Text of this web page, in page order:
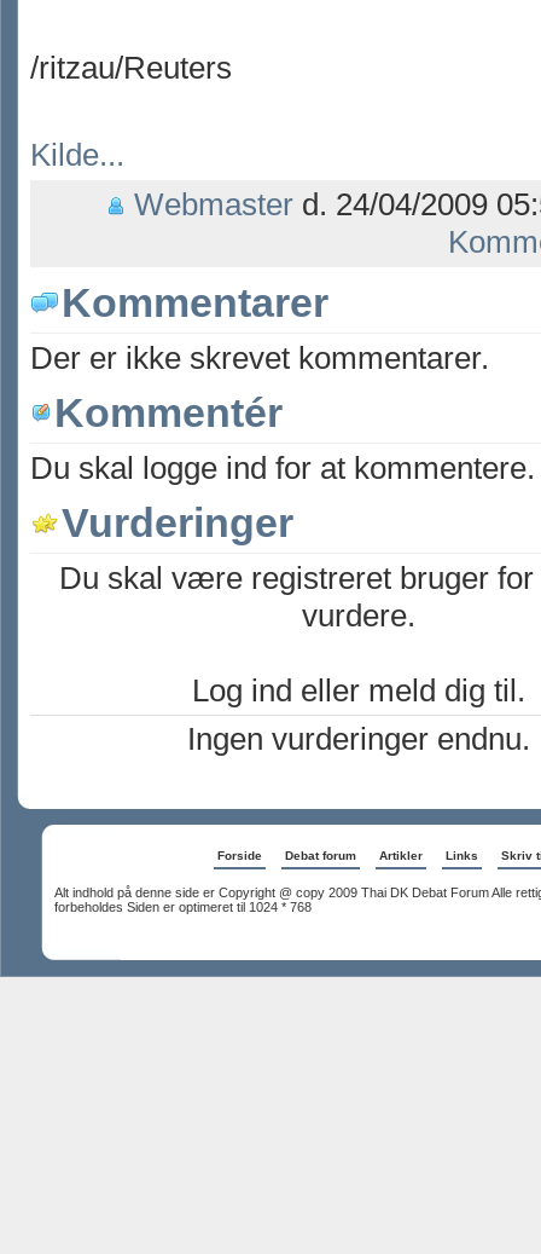
/ritzau/Reuters
Kilde...
Webmaster d. 24/04/2009
Kommentarer
Der er ikke skrevet kommentarer.
Kommentér
Du skal logge ind for at kommentere.
Vurderinger
Du skal være registreret bruger for
vurdere.
Log ind eller meld dig til.
Ingen vurderinger endnu.
Forside Debat forum Artikler Links Skriv
Alt indhold på denne side er Copyright @ copy 2009 Thai DK Debat Forum Alle
forbeholdes Siden er optimeret til 1024 * 768